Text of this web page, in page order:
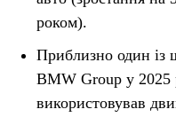
роком).
Приблизно один із
BMW Group у 2025
використовував